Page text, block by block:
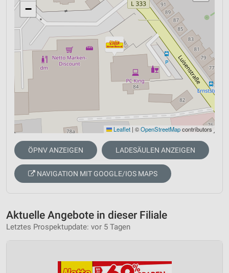
−
Leaflet | ©OpenStreetMapcontributors
ÖPNV ANZEIGEN LADESÄULEN ANZEIGEN
NAVIGATION MIT GOOGLE/IOS MAPS
Aktuelle Angebote in dieser Filiale
Letztes Prospektupdate: vor 5 Tagen